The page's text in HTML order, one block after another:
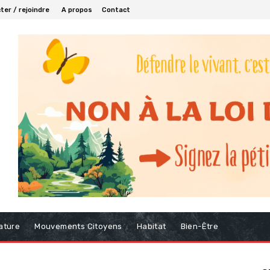
/ rejoindre A propos Contact
Mouvements Citoyens Habitat Bien-Être